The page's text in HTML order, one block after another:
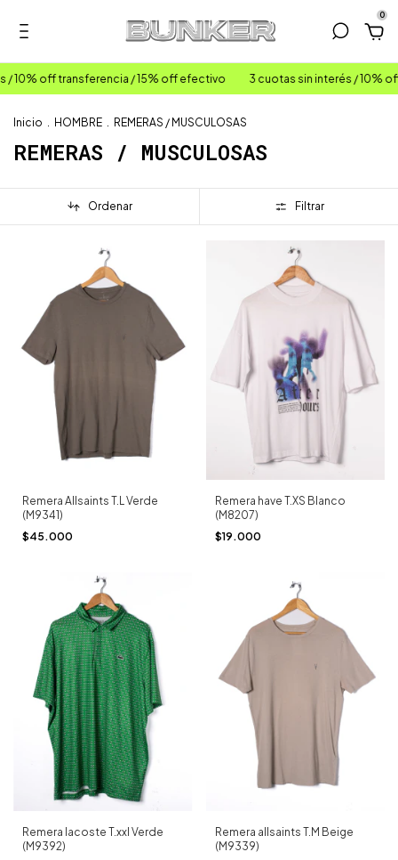
0
/ 15% off efectivo 3 cuotas sin interés / 10% off
Inicio . HOMBRE . REMERAS / MUSCULOSAS
REMERAS / MUSCULOSAS
Ordenar Filtrar
Remera Allsaints T.L Verde
(M9341)
$45.000
Remera have T.XS Blanco
(M8207)
$19.000
Remera lacoste T.xxl Verde
(M9392)
Remera allsaints T.M Beige
(M9339)